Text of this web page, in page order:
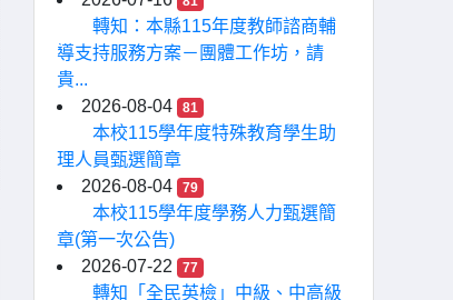
轉知：本縣115年度教師諮商輔
導支持服務方案－團體工作坊，請
貴...
2026-08-04
81
本校115學年度特殊教育學生助
理人員甄選簡章
2026-08-04
79
本校115學年度學務人力甄選簡
章(第一次公告)
2026-07-22
77
轉知「全民英檢」中級、中高級